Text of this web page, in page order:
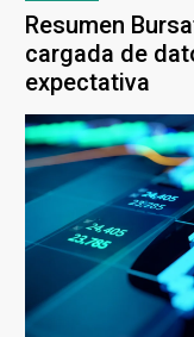
Resumen
cargada de
expectativa